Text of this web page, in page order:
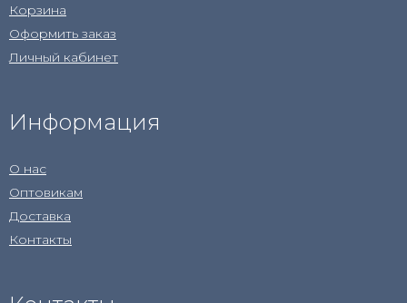
Корзина
Оформить заказ
Личный кабинет
Информация
О нас
Оптовикам
Доставка
Контакты